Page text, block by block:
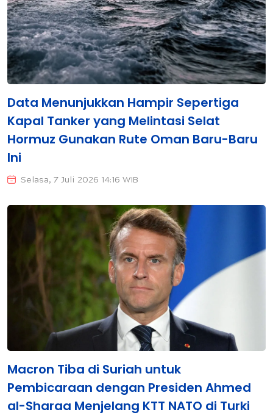
Data Menunjukkan Hampir Sepertiga
Kapal Tanker yang Melintasi Selat
Hormuz Gunakan Rute Oman Baru-Baru
Ini
Selasa, 7 Juli 2026 14:16 WIB
Macron Tiba di Suriah untuk
Pembicaraan dengan Presiden Ahmed
al-Sharaa Menjelang KTT NATO di Turki